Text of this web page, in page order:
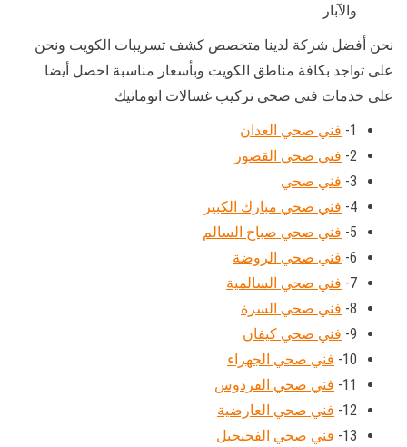
والآبار
نحن أفضل شركة لدينا متخصص كشف تسريبات الكويت ونحن
على تواجد بكافة مناطق الكويت وبأسعار مناسبة احصل أيضا
على خدمات فني صحي تركيب غسالات اتوماتيك
1- فني صحي العدان
2- فني صحي القصور
3- فني صحي
4- فني صحي مبارك الكبير
5- فني صحي صباح السالم
6- فني صحي الروضة
7- فني صحي السالمية
8- فني صحي السرة
9- فني صحي كيفان
10- فني صحي الجهراء
11- فني صحي الفردوس
12- فني صحي العارضية
13- فني صحي الفحيحيل